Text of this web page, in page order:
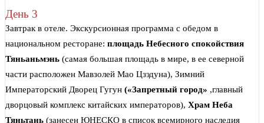
День 3
Завтрак в отеле. Экскурсионная программа с обедом в
национальном ресторане: площадь Небесного спокойствия
Тяньаньмэнь (самая большая площадь в мире, в ее северной
части расположен Мавзолей Мао Цзэдуна), Зимний
Императорский Дворец Гугун («Запретный город» ,главный
дворцовый комплекс китайских императоров), Храм Неба
Тяньтань (занесен ЮНЕСКО в список всемирного наследия